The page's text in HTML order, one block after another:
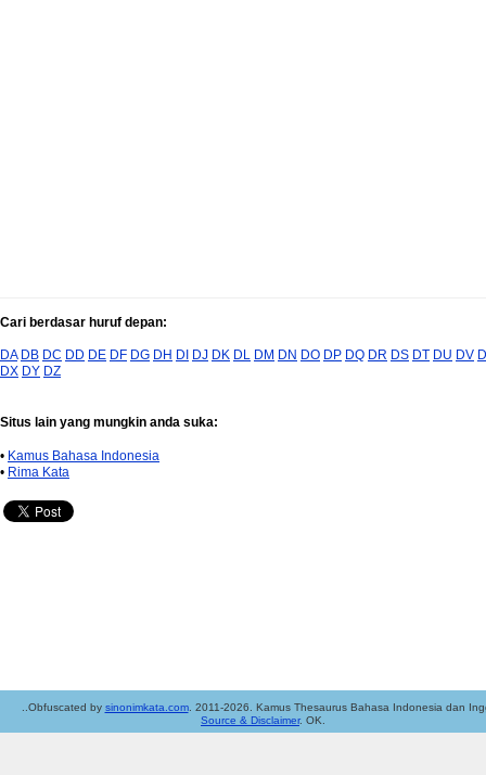
Cari berdasar huruf depan:
DA DB DC DD DE DF DG DH DI DJ DK DL DM DN DO DP DQ DR DS DT DU DV
DX DY DZ
Situs lain yang mungkin anda suka:
• Kamus Bahasa Indonesia
• Rima Kata
..Obfuscated by sinonimkata.com. 2011-2026. Kamus Thesaurus Bahasa Indonesia dan
Source & Disclaimer. OK.